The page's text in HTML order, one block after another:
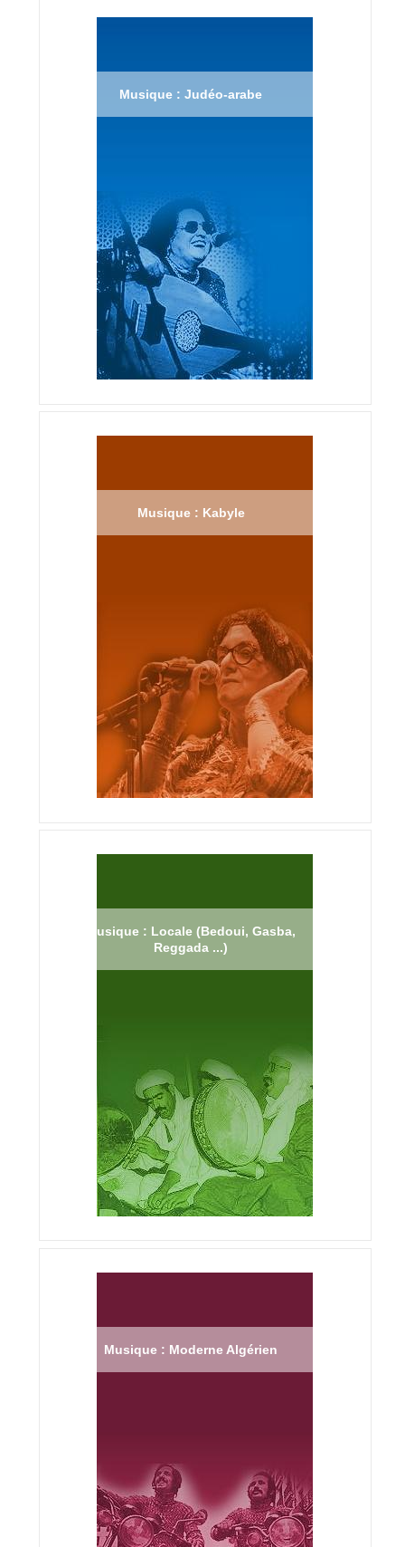
Musique : Judéo-arabe
Musique : Kabyle
Musique : Locale (Bedoui, Gasba,
Reggada ...)
Musique : Moderne Algérien